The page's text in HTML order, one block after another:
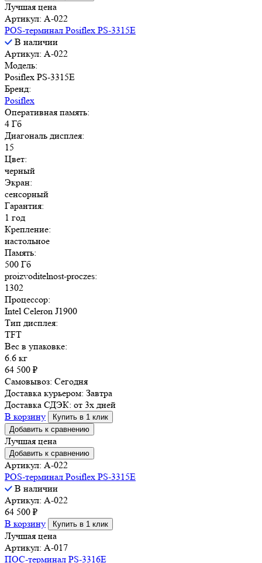
Лучшая цена
Артикул: A-022
POS-терминал Posiflex PS-3315E
В наличии
Артикул: A-022
Модель:
Posiflex PS-3315E
Бренд:
Posiflex
Оперативная память:
4 Гб
Диагональ дисплея:
15
Цвет:
черный
Экран:
сенсорный
Гарантия:
1 год
Крепление:
настольное
Память:
500 Гб
proizvoditelnost-proczes:
1302
Процессор:
Intel Celeron J1900
Тип дисплея:
TFT
Вес в упаковке:
6.6 кг
64 500 ₽
Самовывоз: Сегодня
Доставка курьером: Завтра
Доставка СДЭК: от 3х дней
В корзину
Купить в 1 клик
Добавить к сравнению
Лучшая цена
Добавить к сравнению
Артикул: A-022
POS-терминал Posiflex PS-3315E
В наличии
Артикул: A-022
64 500 ₽
В корзину
Купить в 1 клик
Лучшая цена
Артикул: A-017
ПОС-терминал PS-3316E